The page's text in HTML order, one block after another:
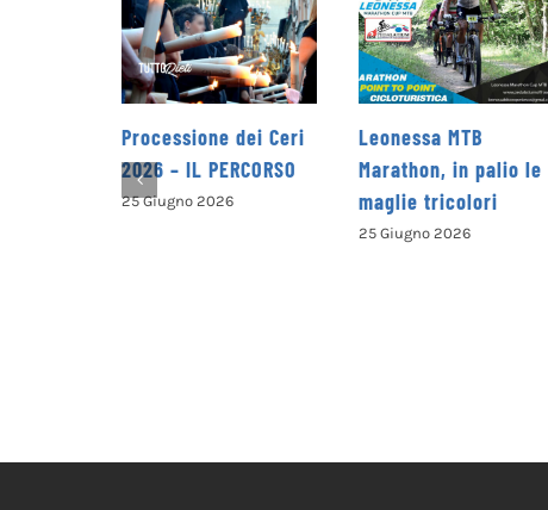
Leonessa MTB
Marathon, in palio le
maglie tricolori
la Pro Loco di
Petrella Salto
presenta il nuovo
opuscolo dedicato